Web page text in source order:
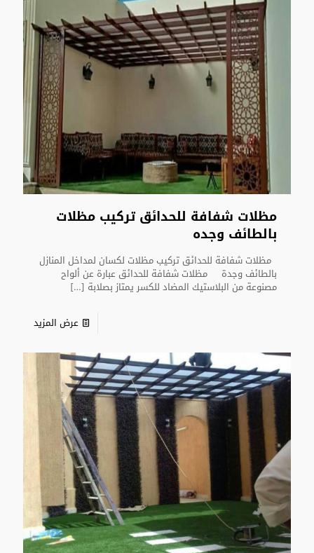
مظلات شفافة للحدائق تركيب مظلات
بالطائف وجده
مظلات شفافة للحدائق تركيب مظلات لكسان لمداخل المنازل
بالطائف وجدة مظلات شفافة للحدائق عبارة عن ألواح
مصنوعة من البلاستيك المضاد للكسر يمتاز بصلابة […]
عرض المزيد